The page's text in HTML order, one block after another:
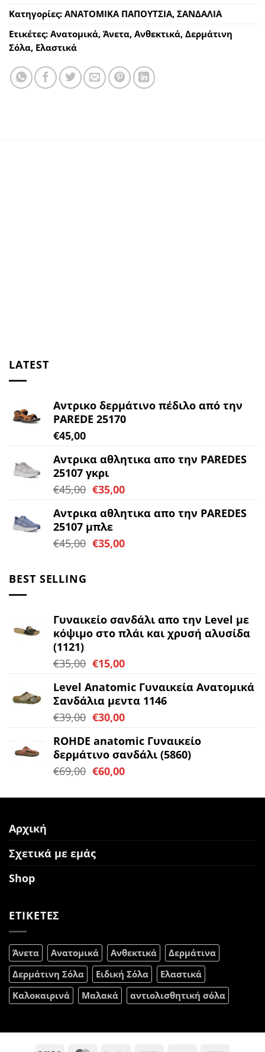
Κατηγορίες: ΑΝΑΤΟΜΙΚΑ ΠΑΠΟΥΤΣΙΑ, ΣΑΝΔΑΛΙΑ
Ετικέτες: Ανατομικά, Άνετα, Ανθεκτικά, Δερμάτινη
Σόλα, Ελαστικά
LATEST
Αντρικο δερμάτινο πέδιλο από την
PAREDE 25170
€45,00
Αντρικα αθλητικα απο την PAREDES
25107 γκρι
€45,00 Original
was:
€45,00.
€35,00Η
τιμή
€35,00.
Αντρικα αθλητικα απο την PAREDES
25107 μπλε
€45,00 Original
€35,00Η
BEST SELLING
Γυναικείο σανδάλι απο την Level με
κόψιμο στο πλάι και χρυσή αλυσίδα
(1121)
€35,00 Original
was:
€35,00.
€15,00Η
τιμή
είναι:
€15,00.
Level Anatomic Γυναικεία Ανατομικά
Σανδάλια μεντα 1146
€39,00 Original
was:
€39,00.
€30,00Η
τιμή
είναι:
€30,00.
ROHDE anatomic Γυναικείο
δερμάτινο σανδάλι (5860)
€69,00 Original
was:
€60,00Η
τιμή
Αρχική
Σχετικά με εμάς
Shop
ΕΤΙΚΕΤΕΣ
Άνετα Ανατομικά Ανθεκτικά
Δερμάτινα
Δερμάτινη Σόλα
Ειδική Σόλα
Ελαστικά
Καλοκαιρινά
Μαλακά αντιολισθητική σόλα